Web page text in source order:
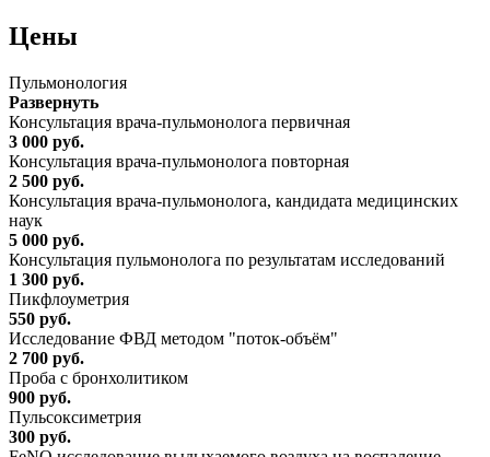
Цены
Пульмонология
Развернуть
Консультация врача-пульмонолога первичная
3 000 руб.
Консультация врача-пульмонолога повторная
2 500 руб.
Консультация врача-пульмонолога, кандидата медицинских
наук
5 000 руб.
Консультация пульмонолога по результатам исследований
1 300 руб.
Пикфлоуметрия
550 руб.
Исследование ФВД методом "поток-объём"
2 700 руб.
Проба с бронхолитиком
900 руб.
Пульсоксиметрия
300 руб.